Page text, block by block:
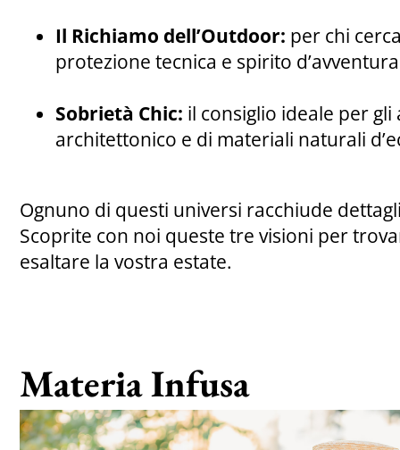
Il Richiamo dell’Outdoor: per chi
protezione tecnica e spirito
Sobrietà Chic: il consiglio ideale per
architettonico e di materiali naturali
Ognuno di questi universi racchiude
Scoprite con noi queste tre visioni per
esaltare la vostra estate.
Materia Infusa